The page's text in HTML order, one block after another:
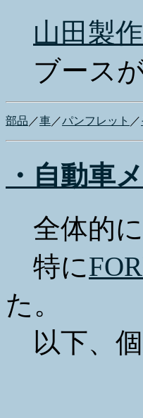
山田製
ブース
部品 ／車 ／パンフレット ／
・自動車
全体的
特に
た。
以下、